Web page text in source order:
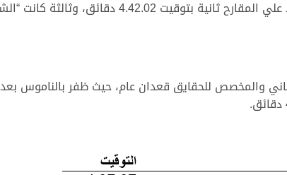
وحسمت “كيم” الناموس بتوقيت زمني قدره 4.37.07 دقائق، لتحل “اليمامه” لسعيد ناصر راشد علي المقارح ثانية
والمخصص للحقايق قعدان عام، حيث ظفر بالناموس